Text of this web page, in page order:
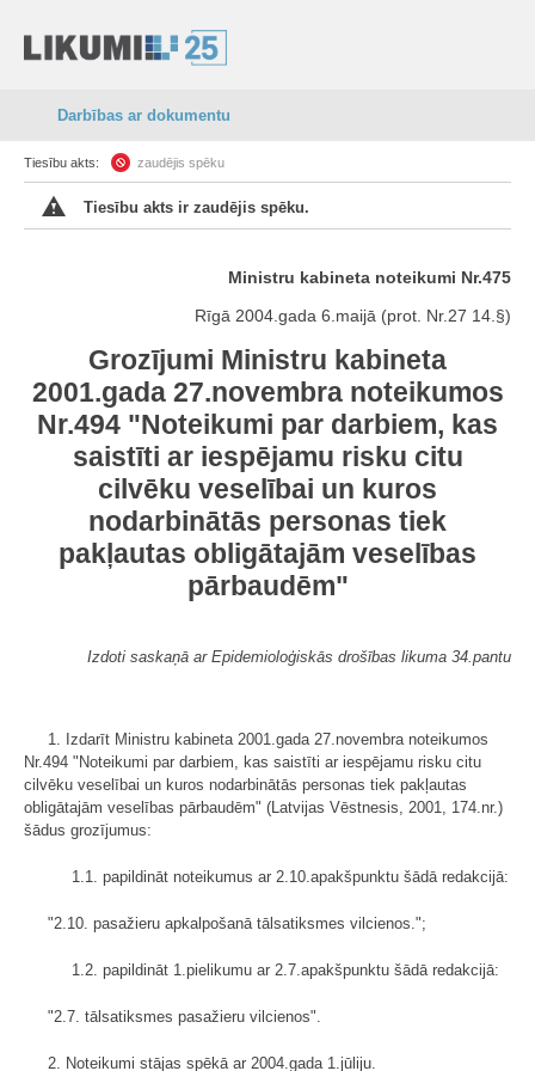
Darbības ar dokumentu
Tiesību akts: zaudējis spēku
Tiesību akts ir zaudējis spēku.
Ministru kabineta noteikumi Nr.475
Rīgā 2004.gada 6.maijā (prot. Nr.27 14.§)
Grozījumi Ministru kabineta
2001.gada 27.novembra noteikumos
Nr.494 "Noteikumi par darbiem, kas
saistīti ar iespējamu risku citu
cilvēku veselībai un kuros
nodarbinātās personas tiek
pakļautas obligātajām veselības
pārbaudēm"
Izdoti saskaņā ar Epidemioloģiskās drošības likuma 34.pantu
1. Izdarīt Ministru kabineta 2001.gada 27.novembra noteikumos
Nr.494 "Noteikumi par darbiem, kas saistīti ar iespējamu risku citu
cilvēku veselībai un kuros nodarbinātās personas tiek pakļautas
obligātajām veselības pārbaudēm" (Latvijas Vēstnesis, 2001, 174.nr.)
šādus grozījumus:
1.1. papildināt noteikumus ar 2.10.apakšpunktu šādā redakcijā:
"2.10. pasažieru apkalpošanā tālsatiksmes vilcienos.";
1.2. papildināt 1.pielikumu ar 2.7.apakšpunktu šādā redakcijā:
"2.7. tālsatiksmes pasažieru vilcienos".
2. Noteikumi stājas spēkā ar 2004.gada 1.jūliju.